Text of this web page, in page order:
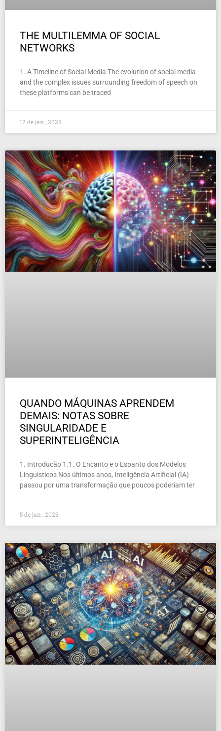
THE MULTILEMMA OF SOCIAL
NETWORKS
1. A Timeline of Social Media The evolution of social media
and the complex issues surrounding freedom of speech on
these platforms can be traced
12 de jan , 2025
QUANDO MÁQUINAS APRENDEM
DEMAIS: NOTAS SOBRE
SINGULARIDADE E
SUPERINTELIGÊNCIA
1. Introdução 1.1. O Encanto e o Espanto dos Modelos
Linguísticos Nos últimos anos, Inteligência Artificial (IA)
passou por uma transformação que poucos poderiam ter
5 de jan , 2025